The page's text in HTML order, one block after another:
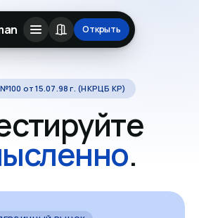
Открыть
от 15.07.98 г. (НКРЦБ КР)
.